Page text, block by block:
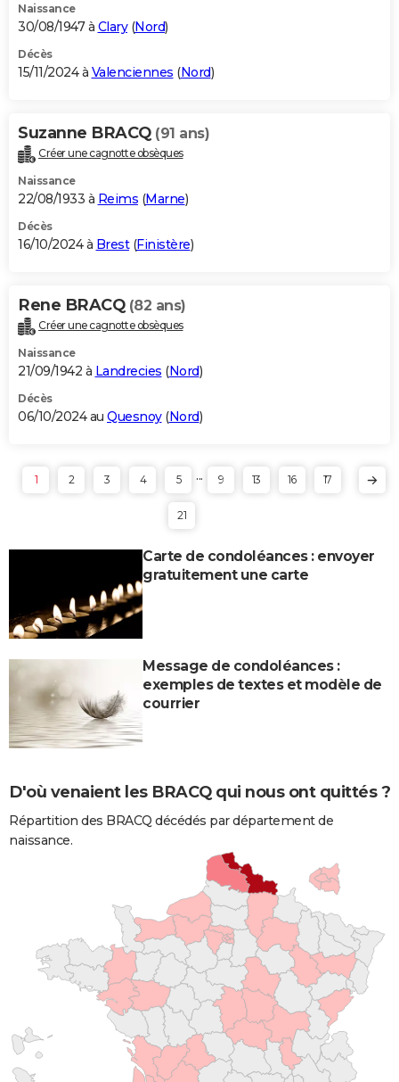
Naissance
30/08/1947 à Clary(Nord)
Décès
15/11/2024 à Valenciennes (Nord)
Suzanne BRACQ (91 ans)
Créer une cagnotte obsèques
Naissance
22/08/1933 à Reims (Marne)
Décès
16/10/2024 à Brest(Finistère)
Rene BRACQ (82 ans)
Créer une cagnotte obsèques
Naissance
21/09/1942 à Landrecies (Nord)
Décès
06/10/2024 au Quesnoy(Nord)
1 2 3 4 5 ... 9 13 16 17
21
Carte de condoléances : envoyer
gratuitement une carte
Message de condoléances :
exemples de textes et modèle de
courrier
D'où venaient les BRACQ qui nous ont quittés ?
Répartition des BRACQ décédés par département de
naissance.